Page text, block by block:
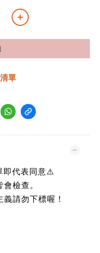
單
即代表同意⚠️
檢查。
請勿下標喔！